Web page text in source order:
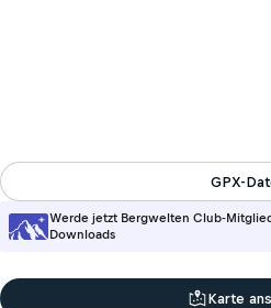
Werde jetzt Bergwelten Club-
Downloads
GPX-
Karte